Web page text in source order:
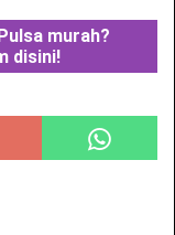
murah?
disini!